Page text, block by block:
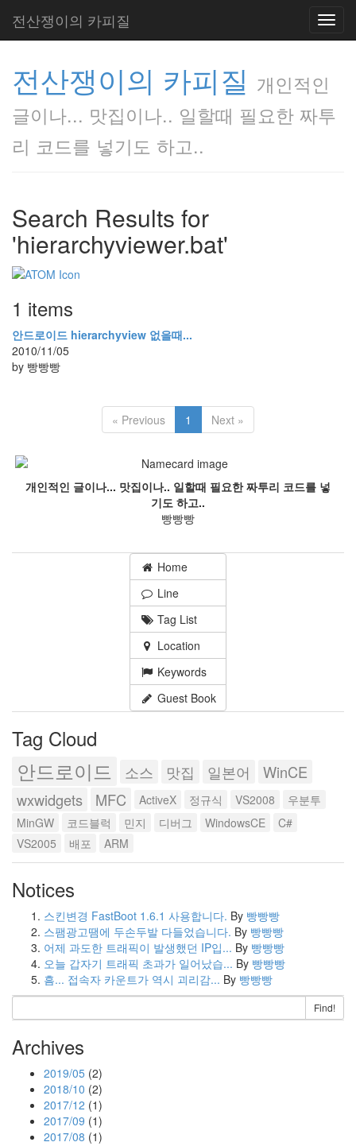
전산쟁이의 카피질
전산쟁이의 카피질 개인적인
글이나... 맛집이나.. 일할때 필요한 짜투
리 코드를 넣기도 하고..
Search Results for
'hierarchyviewer.bat'
1 items
안드로이드 hierarchyview 없을때...
2010/11/05
by 빵빵빵
« Previous 1 Next »
개인적인 글이나... 맛집이나.. 일할때 필요한 짜투리 코드를 넣
기도 하고..
빵빵빵
Home
Line
Tag List
Location
Keywords
Guest Book
Tag Cloud
안드로이드 소스 맛집 일본어
WinCE
wxwidgets
MFC ActiveX 정규식 VS2008
우분투
MinGW
코드블럭 민지 디버그 WindowsCE
C#
VS2005
배포 ARM
Notices
스킨변경 FastBoot 1.6.1 사용합니다. By 빵빵빵
스팸광고땜에 두손두발 다들었습니다. By 빵빵빵
어제 과도한 트래픽이 발생했던 IP입... By 빵빵빵
오늘 갑자기 트래픽 초과가 일어났습... By 빵빵빵
흠... 접속자 카운트가 역시 괴리감... By 빵빵빵
Find!
Archives
2019/05 (2)
2018/10 (2)
2017/12 (1)
2017/09 (1)
2017/08 (1)